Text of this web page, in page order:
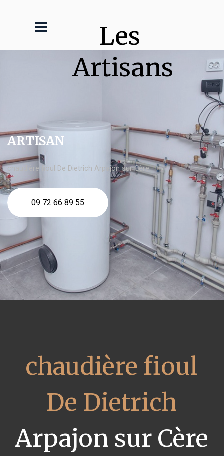
Les
Artisans
ARTISAN
chaudière fioul De Dietrich Arpajon sur Cère
09 72 66 89 55
chaudière fioul
De Dietrich
Arpajon sur Cère